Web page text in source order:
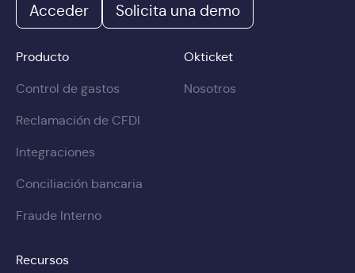
Acceder Solicita una demo
Producto
Control de gastos
Reclamación de CFDI
Integraciones
Conciliación bancaria
Fraude Interno
Okticket
Nosotros
Recursos